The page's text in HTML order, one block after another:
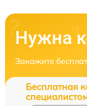
Нужна
Закажите
Бесплатная